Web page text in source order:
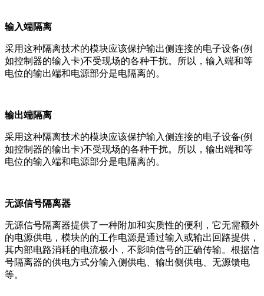
输入端隔离
采用这种隔离技术的模块应该保护输出侧连接的电子设备(例
如控制器的输入卡)不受现场的各种干扰。所以，输入端和等
电位的输出端和电源部分是电隔离的。
输出端隔离
采用这种隔离技术的模块应该保护输入侧连接的电子设备(例
如控制器的输出卡)不受现场的各种干扰。所以，输出端和等
电位的输入端和电源部分是电隔离的。
无源信号隔离器
无源信号隔离器提供了一种附加和实质性的便利，它无需额外
的电源供电，模块的的工作电源是通过输入或输出回路提供，
其内部电路消耗的电流极小，不影响信号的正确传输。根据信
号隔离器的供电方式分输入侧供电、输出侧供电、无源馈电
等。